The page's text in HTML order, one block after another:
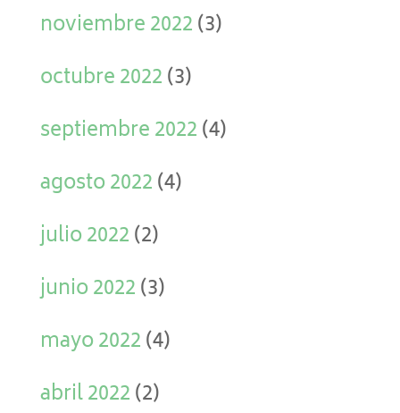
noviembre 2022(3)
octubre 2022(3)
septiembre 2022(4)
agosto 2022(4)
julio 2022(2)
junio 2022(3)
mayo 2022(4)
abril 2022(2)